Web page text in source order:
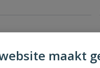
maakt